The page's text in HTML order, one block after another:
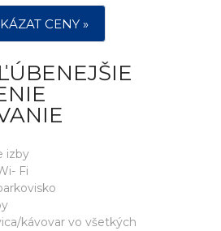
CENY »
izby
Fi
kávovar vo všetkých